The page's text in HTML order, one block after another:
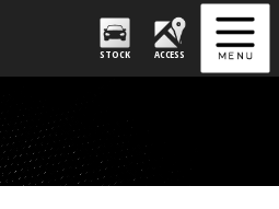
STOCK ACCESS